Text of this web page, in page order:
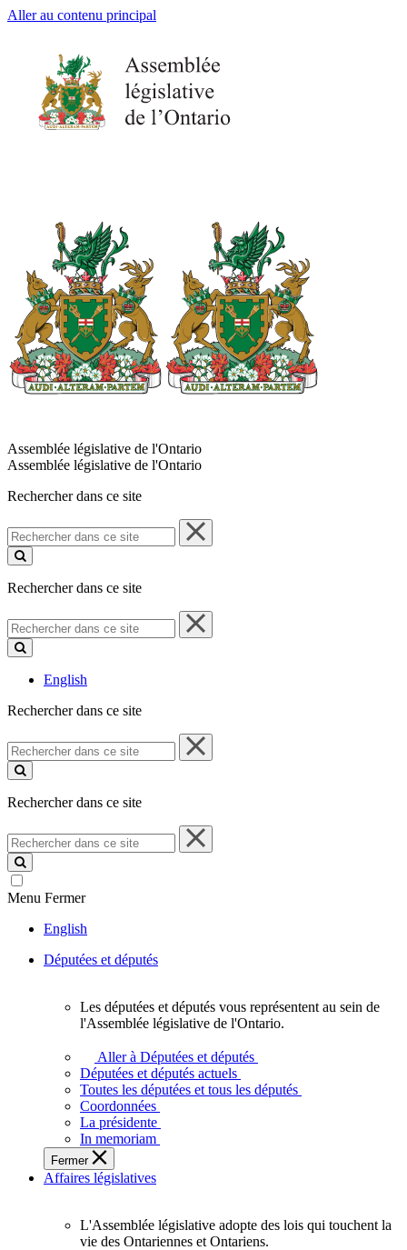
Aller au contenu principal
Assemblée législative de l'Ontario
Assemblée législative de l'Ontario
Rechercher dans ce site
Rechercher
dans
ce
Rechercher dans ce site
Rechercher
dans
ce
English
Rechercher dans ce site
Rechercher
dans
ce
Rechercher dans ce site
Rechercher
dans
ce
site
Menu Fermer
English
Députées et députés
députés
vous
représentent
sein
de
l'Assemblée
législative
l'Ontario.
Les députées et députés vous représentent au sein de
l'Assemblée législative de l'Ontario.
Aller à Députées et députés
Députées et députés actuels
Toutes les députées et tous les députés
Coordonnées
La présidente
In memoriam
Fermer
Affaires législatives
L'Assemblée
L'Assemblée législative adopte des lois qui touchent la
vie des Ontariennes et Ontariens.